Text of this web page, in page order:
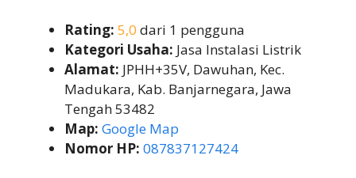
Rating: 5,0 dari 1 pengguna
Kategori Usaha: Jasa Instalasi Listrik
Alamat: JPHH+35V, Dawuhan, Kec.
Madukara, Kab. Banjarnegara, Jawa
Tengah 53482
Map: Google Map
Nomor HP: 087837127424